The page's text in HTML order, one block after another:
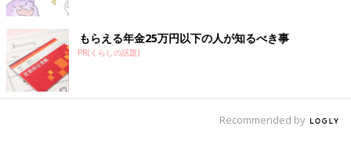
もらえる年金25万円以下の人が知るべき事
PR(くらしの話題)
Recommended by